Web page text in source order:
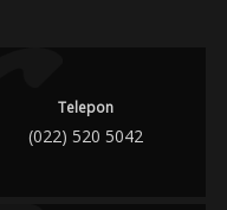
Telepon
(022) 520 5042